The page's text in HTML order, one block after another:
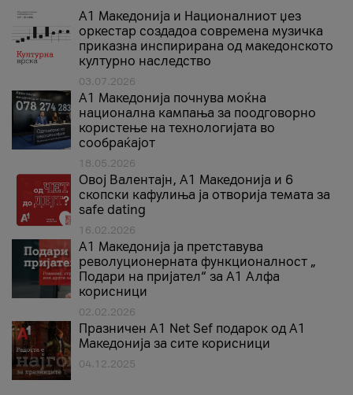
А1 Македонија и Националниот џез
оркестар создадоа современа музичка
приказна инспирирана од македонското
културно наследство
03.07.2026
A1 Македонија почнува моќна
национална кампања за поодговорно
користење на технологијата во
сообраќајот
18.05.2026
Овој Валентајн, A1 Македонија и 6
скопски кафулиња ја отворија темата за
safe dating
16.02.2026
А1 Македонија ја претставува
револуционерната функционалност „
Подари на пријател“ за А1 Алфа
корисници
02.02.2026
Празничен A1 Net Sеf подарок од А1
Македонија за сите корисници
04.12.2025